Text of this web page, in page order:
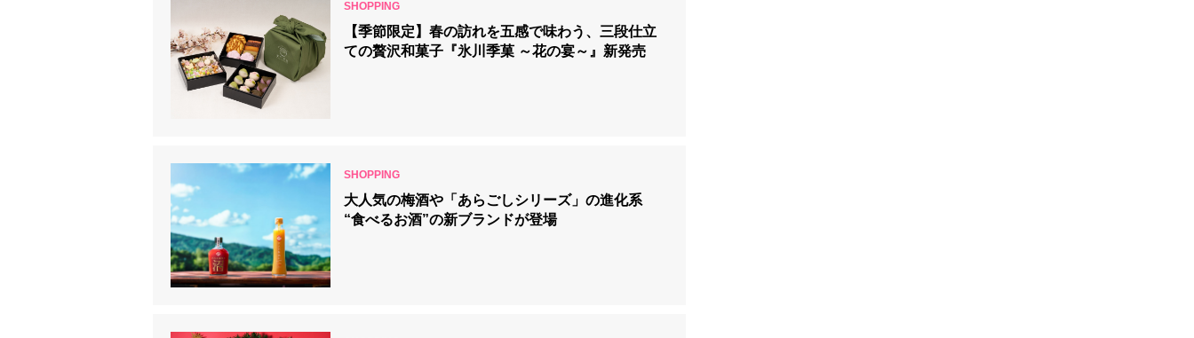
【季節限定】春の訪れを五感で味わう、三段仕立
ての贅沢和菓子『氷川季菓 ～花の宴～』新発売
大人気の梅酒や「あらごしシリーズ」の進化系
“食べるお酒”の新ブランドが登場